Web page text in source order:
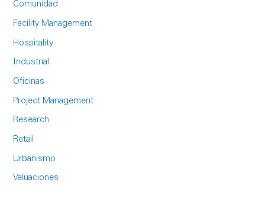
:
Comunidad
Facility Management
Hospitality
Industrial
Oficinas
Project Management
Research
Retail
Urbanismo
Valuaciones